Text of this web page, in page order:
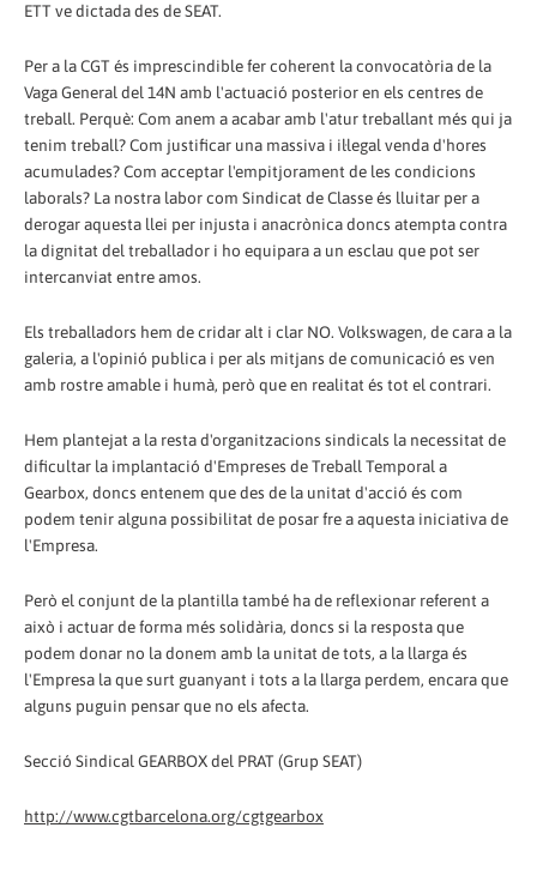
ETT ve dictada des de SEAT.
Per a la CGT és imprescindible fer coherent la convocatòria de la
Vaga General del 14N amb l'actuació posterior en els centres de
treball. Perquè: Com anem a acabar amb l'atur treballant més qui ja
tenim treball? Com justificar una massiva i il·legal venda d'hores
acumulades? Com acceptar l'empitjorament de les condicions
laborals? La nostra labor com Sindicat de Classe és lluitar per a
derogar aquesta llei per injusta i anacrònica doncs atempta contra
la dignitat del treballador i ho equipara a un esclau que pot ser
intercanviat entre amos.
Els treballadors hem de cridar alt i clar NO. Volkswagen, de cara a la
galeria, a l'opinió publica i per als mitjans de comunicació es ven
amb rostre amable i humà, però que en realitat és tot el contrari.
Hem plantejat a la resta d'organitzacions sindicals la necessitat de
dificultar la implantació d'Empreses de Treball Temporal a
Gearbox, doncs entenem que des de la unitat d'acció és com
podem tenir alguna possibilitat de posar fre a aquesta iniciativa de
l'Empresa.
Però el conjunt de la plantilla també ha de reflexionar referent a
això i actuar de forma més solidària, doncs si la resposta que
podem donar no la donem amb la unitat de tots, a la llarga és
l'Empresa la que surt guanyant i tots a la llarga perdem, encara que
alguns puguin pensar que no els afecta.
Secció Sindical GEARBOX del PRAT (Grup SEAT)
http://www.cgtbarcelona.org/cgtgearbox